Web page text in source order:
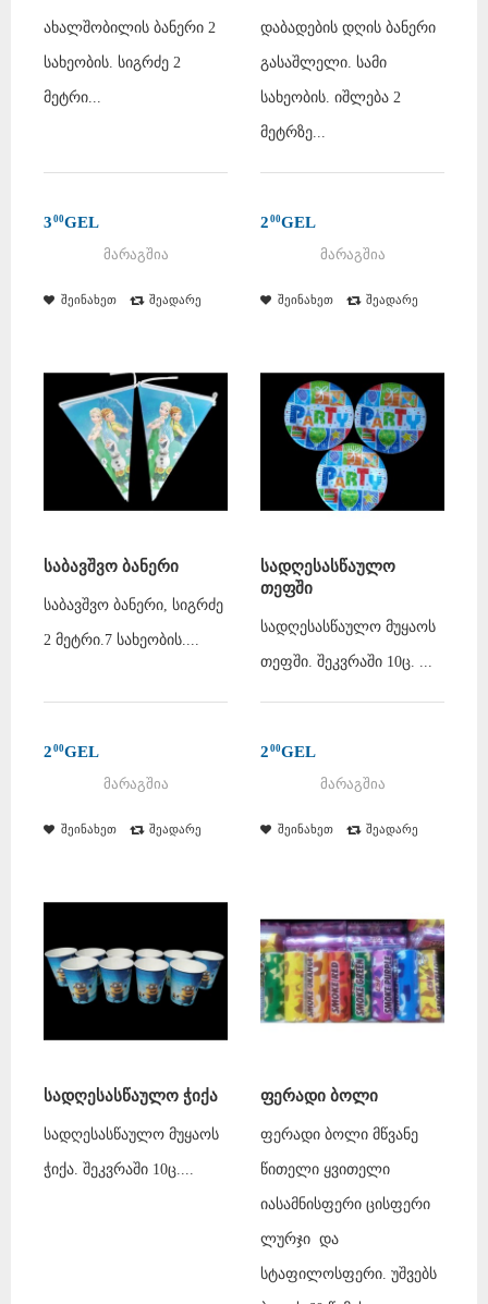
ახალშობილის ბანერი 2
სახეობის. სიგრძე 2
მეტრი...
3 00GEL
შეინახეთ შეადარე
მარაგშია
დაბადების დღის ბანერი
გასაშლელი. სამი
სახეობის. იშლება 2
მეტრზე...
2 00GEL
შეინახეთ შეადარე
მარაგშია
საბავშვო ბანერი
საბავშვო ბანერი, სიგრძე
2 მეტრი.7 სახეობის....
2 00GEL
შეინახეთ შეადარე
მარაგშია
სადღესასწაულო
თეფში
სადღესასწაულო მუყაოს
თეფში. შეკვრაში 10ც. ...
2 00GEL
შეინახეთ შეადარე
მარაგშია
სადღესასწაულო ჭიქა
სადღესასწაულო მუყაოს
ჭიქა. შეკვრაში 10ც....
ფერადი ბოლი
ფერადი ბოლი მწვანე
წითელი ყვითელი
იასამნისფერი ცისფერი
ლურჯი და
სტაფილოსფერი. უშვებს